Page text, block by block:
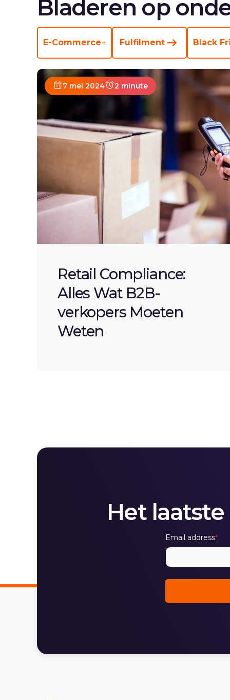
Bladeren op
E-Commerce Fulfilment Black
7 mei 2024 2 minute
Retail Compliance:
Alles Wat B2B-
verkopers Moeten
Weten
Het
Email address*